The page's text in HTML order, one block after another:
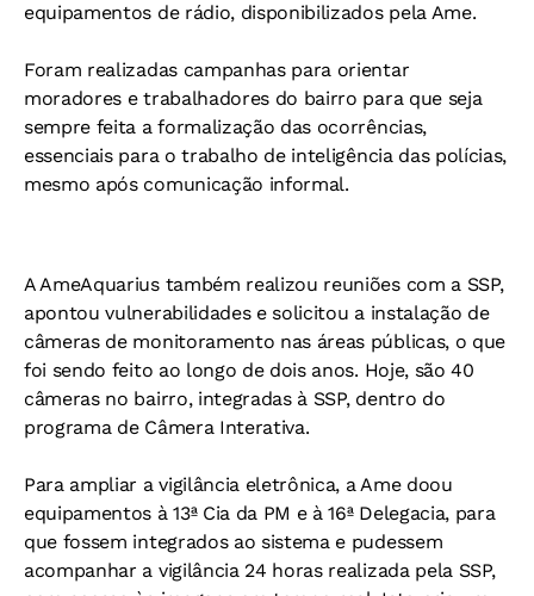
equipamentos de rádio, disponibilizados pela Ame.
Foram realizadas campanhas para orientar
moradores e trabalhadores do bairro para que seja
sempre feita a formalização das ocorrências,
essenciais para o trabalho de inteligência das polícias,
mesmo após comunicação informal.
A AmeAquarius também realizou reuniões com a SSP,
apontou vulnerabilidades e solicitou a instalação de
câmeras de monitoramento nas áreas públicas, o que
foi sendo feito ao longo de dois anos. Hoje, são 40
câmeras no bairro, integradas à SSP, dentro do
programa de Câmera Interativa.
Para ampliar a vigilância eletrônica, a Ame doou
equipamentos à 13ª Cia da PM e à 16ª Delegacia, para
que fossem integrados ao sistema e pudessem
acompanhar a vigilância 24 horas realizada pela SSP,